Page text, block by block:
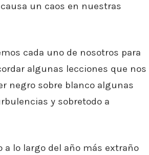
un caos en nuestras
cada uno de nosotros para
algunas lecciones que nos
negro sobre blanco algunas
y sobretodo a
a lo largo del año más extraño